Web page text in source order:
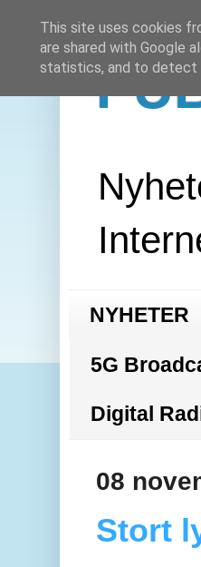
NYHETER
5G
Digital
08
Stort
This site uses cookies
are shared with Google
statistics, and to detect